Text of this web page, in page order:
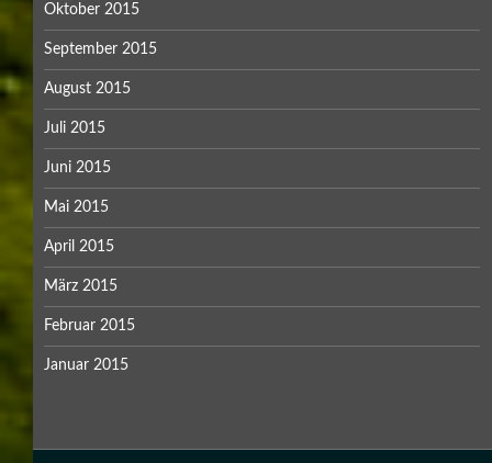
Oktober 2015
September 2015
August 2015
Juli 2015
Juni 2015
Mai 2015
April 2015
März 2015
Februar 2015
Januar 2015